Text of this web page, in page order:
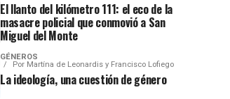
El llanto del kilómetro 111: el eco de la
masacre policial que conmovió a San
Miguel del Monte
GÉNEROS
Por Martína de Leonardis y Francisco Lofiego
La ideología, una cuestión de género